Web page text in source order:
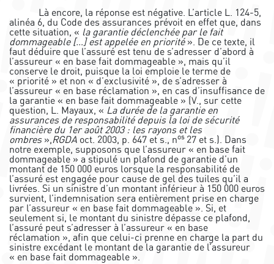
Là encore, la réponse est négative. L’article L. 124-5,
alinéa 6, du Code des assurances prévoit en effet que, dans
cette situation, « la garantie déclenchée par le fait
dommageable […] est appelée en priorité ». De ce texte, il
faut déduire que l’assuré est tenu de s’adresser d’abord à
l’assureur « en base fait dommageable », mais qu’il
conserve le droit, puisque la loi emploie le terme de
« priorité » et non « d’exclusivité », de s’adresser à
l’assureur « en base réclamation », en cas d’insuffisance de
la garantie « en base fait dommageable » (V., sur cette
question, L. Mayaux, « La durée de la garantie en
assurances de responsabilité depuis la loi de sécurité
financière du 1er août 2003 : les rayons et les
ombres»,RGDA oct. 2003, p. 647 et s., nos 27 et s.). Dans
notre exemple, supposons que l’assureur « en base fait
dommageable » a stipulé un plafond de garantie d’un
montant de 150 000 euros lorsque la responsabilité de
l’assuré est engagée pour cause de gel des tuiles qu’il a
livrées. Si un sinistre d’un montant inférieur à 150 000 euros
survient, l’indemnisation sera entièrement prise en charge
par l’assureur « en base fait dommageable ». Si, et
seulement si, le montant du sinistre dépasse ce plafond,
l’assuré peut s’adresser à l’assureur « en base
réclamation », afin que celui-ci prenne en charge la part du
sinistre excédant le montant de la garantie de l’assureur
« en base fait dommageable ».